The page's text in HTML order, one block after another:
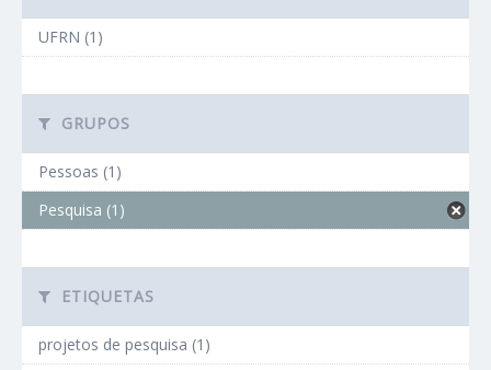
UFRN (1)
GRUPOS
Pessoas (1)
Pesquisa (1)
ETIQUETAS
projetos de pesquisa (1)